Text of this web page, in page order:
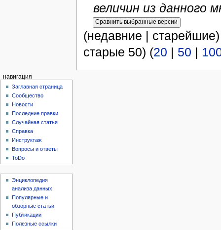
величин из данного
(недавние |
старые 50) (20 | 50 |
навигация
Заглавная страница
Сообщество
Новости
Последние правки
Случайная статья
Справка
Инструктаж
Вопросы и ответы
ToDo
Энциклопедия
анализа данных
Популярные и
обзорные статьи
Публикации
Полезные ссылки